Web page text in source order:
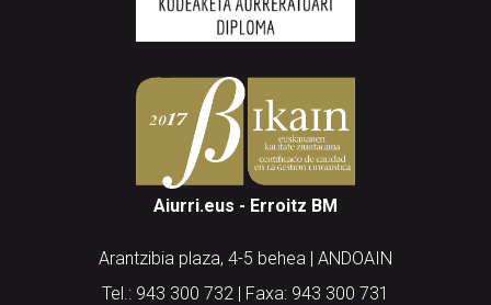
Aiurri.eus - Erroitz BM
Arantzibia plaza, 4-5 behea | ANDOAIN
Tel.: 943 300 732 | Faxa: 943 300 731